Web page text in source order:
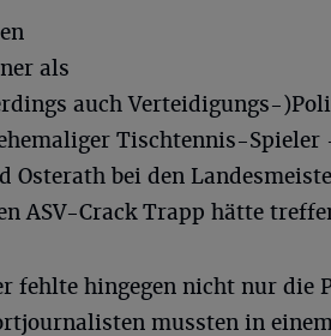
als
auch Verteidigungs-
Tischtennis-
Osterath bei den
ASV-Crack Trapp hätte
fehlte hingegen nicht nur die
mussten in